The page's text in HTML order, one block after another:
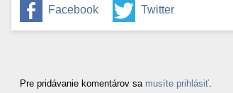
Facebook Twitter
Pre pridávanie komentárov sa musíte prihlásiť